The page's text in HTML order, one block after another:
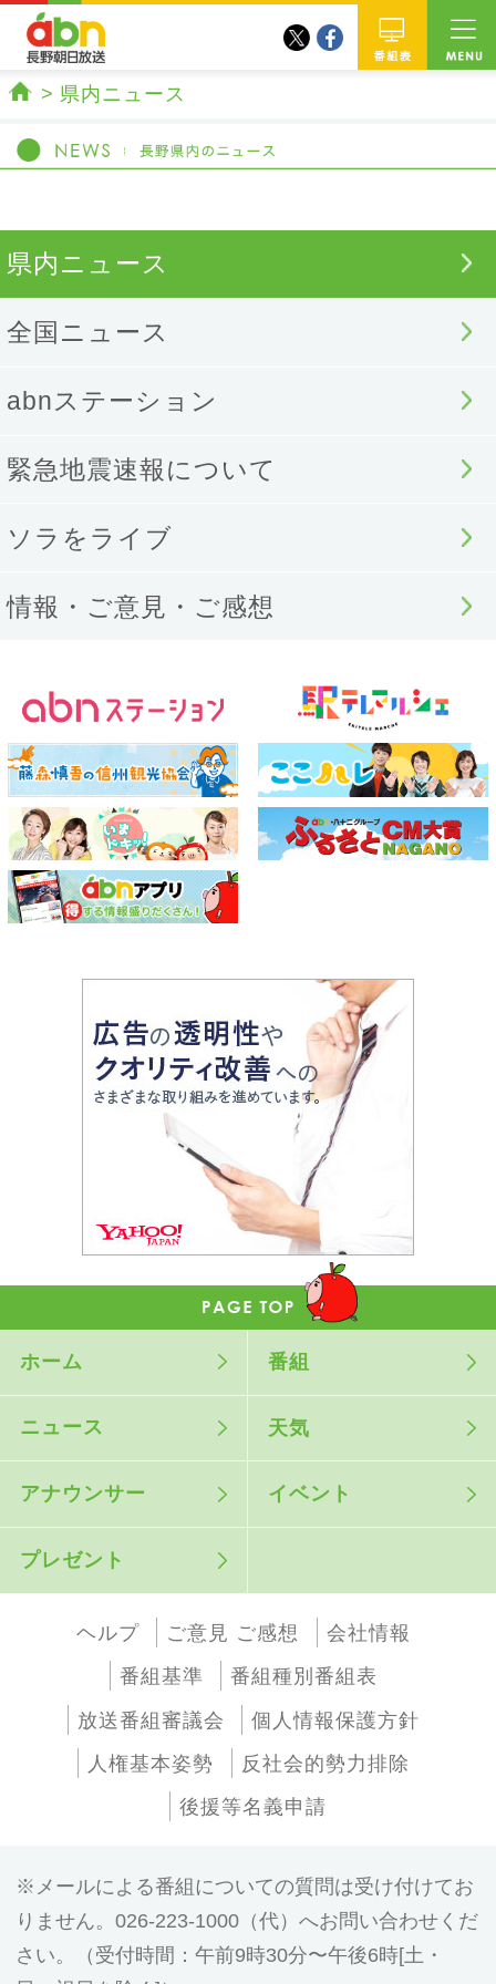
twitterfacebook
県内ニュース
県内ニュース
全国ニュース
abnステーション
緊急地震速報について
ソラをライブ
情報・ご意見・ご感想
ホーム 番組
ニュース 天気
アナウンサー イベント
プレゼント
ヘルプ ご意見 ご感想
会社情報
番組基準
番組種別番組表
放送番組審議会
個人情報保護方針
人権基本姿勢
反社会的勢力排除
後援等名義申請
メールによる番組についての質問は受け付けてお
りません。026-223-1000（代）へお問い合わせくだ
さい。（受付時間：午前9時30分〜午後6時[土・